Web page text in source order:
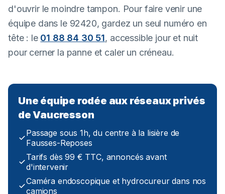
d'ouvrir le moindre tampon. Pour faire venir une
équipe dans le 92420, gardez un seul numéro en
tête : le 01 88 84 30 51, accessible jour et nuit
pour cerner la panne et caler un créneau.
Une équipe rodée aux réseaux privés
de Vaucresson
Passage sous 1h, du centre à la lisière de
Fausses-Reposes
Tarifs dès 99 € TTC, annoncés avant
d'intervenir
Caméra endoscopique et hydrocureur dans nos
camions